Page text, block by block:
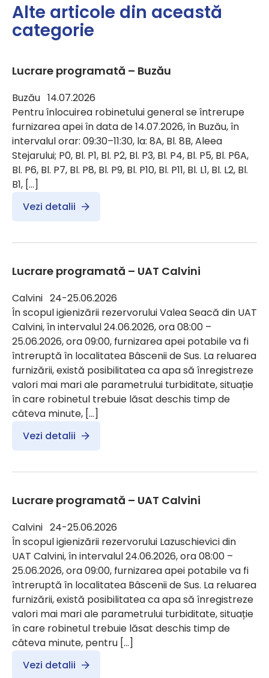
Alte articole din această
categorie
Lucrare programată – Buzău
Buzău 14.07.2026
Pentru înlocuirea robinetului general se întrerupe
furnizarea apei în data de 14.07.2026, în Buzău, în
intervalul orar: 09:30–11:30, la: 8A, Bl. 8B, Aleea
Stejarului; P0, Bl. P1, Bl. P2, Bl. P3, Bl. P4, Bl. P5, Bl. P6A,
Bl. P6, Bl. P7, Bl. P8, Bl. P9, Bl. P10, Bl. P11, Bl. L1, Bl. L2, Bl.
B1, […]
Vezi detalii
Lucrare programată – UAT Calvini
Calvini 24-25.06.2026
În scopul igienizării rezervorului Valea Seacă din UAT
Calvini, în intervalul 24.06.2026, ora 08:00 –
25.06.2026, ora 09:00, furnizarea apei potabile va fi
întreruptă în localitatea Bâscenii de Sus. La reluarea
furnizării, există posibilitatea ca apa să înregistreze
valori mai mari ale parametrului turbiditate, situație
în care robinetul trebuie lăsat deschis timp de
câteva minute, […]
Vezi detalii
Lucrare programată – UAT Calvini
Calvini 24-25.06.2026
În scopul igienizării rezervorului Lazuschievici din
UAT Calvini, în intervalul 24.06.2026, ora 08:00 –
25.06.2026, ora 09:00, furnizarea apei potabile va fi
întreruptă în localitatea Bâscenii de Sus. La reluarea
furnizării, există posibilitatea ca apa să înregistreze
valori mai mari ale parametrului turbiditate, situație
în care robinetul trebuie lăsat deschis timp de
câteva minute, pentru […]
Vezi detalii